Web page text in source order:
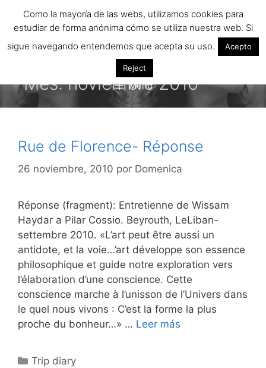
Menú
Mes:noviembre 2010
Rue de Florence- Réponse
26 noviembre, 2010 por Domenica
Réponse (fragment): Entretienne de Wissam
Haydar a Pilar Cossio. Beyrouth, LeLiban-
settembre 2010. «L’art peut être aussi un
antidote, et la voie…’art développe son essence
philosophique et guide notre exploration vers
l’élaboration d’une conscience. Cette
conscience marche à l’unisson de l’Univers dans
le quel nous vivons : C’est la forme la plus
proche du bonheur…» … Leer más
Categorías
Trip diary
Como la mayoría de las webs, utilizamos cookies para
estudiar de forma anónima cómo se utiliza nuestra web. Si
sigue navegando entendemos que acepta su uso.
Acepto
Reject